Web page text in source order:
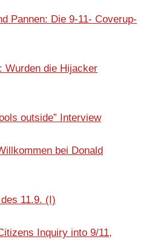
Pannen: Die 9-11- Coverup-
Wurden die Hijacker
outside” Interview
bei Donald
11.9. (I)
Inquiry into 9/11,